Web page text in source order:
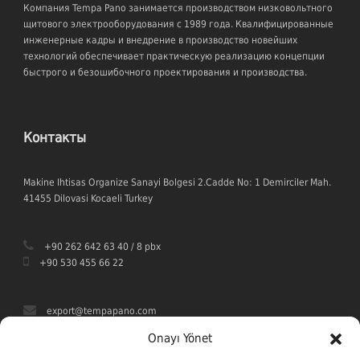
Onayı Yönet
Компания Tempa Pano занимается производством низковольтного
щитового электрооборудования с 1989 года. Квалифицированные
инженерные кадры и внедрение в производство новейших
технологий обеспечивает практическую реализацию концепции
быстрого и безошибочного проектирования и производства.
Контакты
Makine Ihtisas Organize Sanayi Bolgesi 2.Cadde No: 1 Demirciler Mah.
41455 Dilovasi Kocaeli Turkey
+90 262 642 63 40 / 8 pbx
+90 530 455 66 22
export@tempapano.com